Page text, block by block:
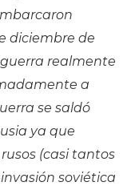
diciembre de
guerra realmente
a
se saldó
ya que
(casi tantos
soviética